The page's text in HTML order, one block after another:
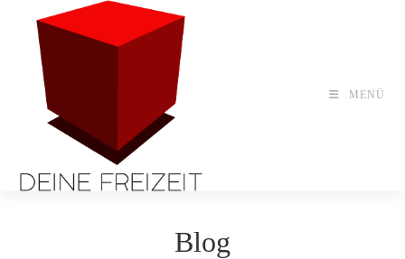
springen
MENÜ
Blog